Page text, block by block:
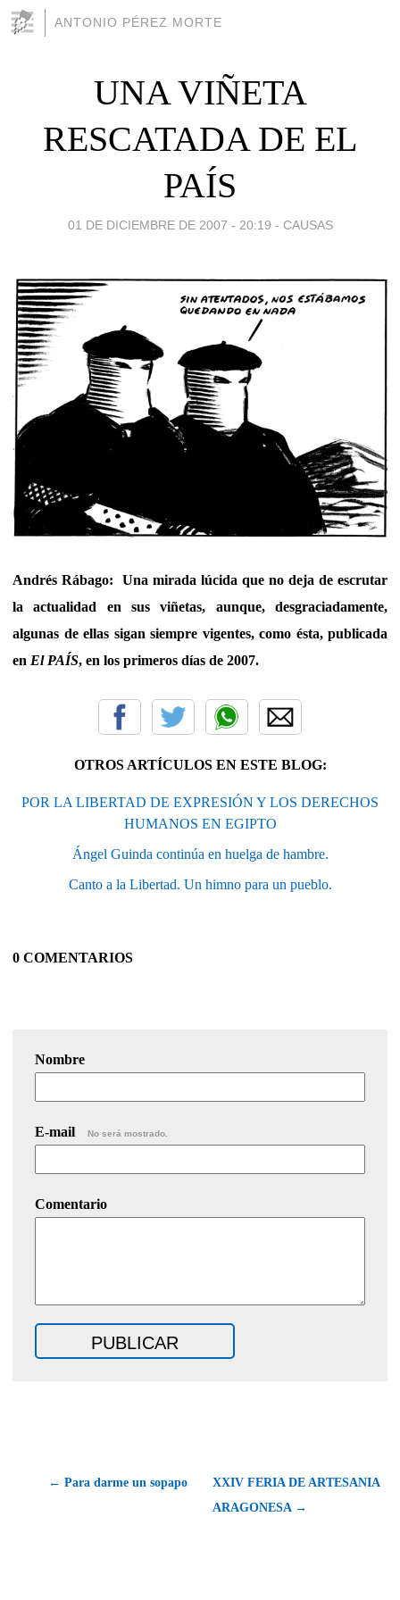
ANTONIO PÉREZ MORTE
UNA VIÑETA
RESCATADA DE EL
PAÍS
01 DE DICIEMBRE DE 2007 - 20:19 - CAUSAS
Andrés Rábago: Una mirada lúcida que no deja de escrutar
la actualidad en sus viñetas, aunque, desgraciadamente,
algunas de ellas sigan siempre vigentes, como ésta, publicada
en El PAÍS, en los primeros días de 2007.
OTROS ARTÍCULOS EN ESTE BLOG:
POR LA LIBERTAD DE EXPRESIÓN Y LOS DERECHOS
HUMANOS EN EGIPTO
Ángel Guinda continúa en huelga de hambre.
Canto a la Libertad. Un himno para un pueblo.
0 COMENTARIOS
Nombre
E-mail No será mostrado.
Comentario
← Para darme un sopapo
XXIV FERIA DE ARTESANIA
ARAGONESA →